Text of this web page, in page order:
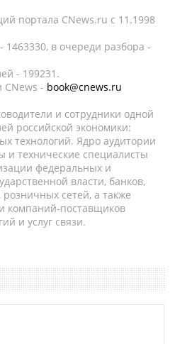
портала CNews.ru c 11.1998
в очереди разбора -
- 199231.
CNews - book@cnews.ru
и сотрудники одной
российской экономики:
технологий. Ядро аудитории
и технические специалисты
федеральных и
власти, банков,
сетей, а также
компаний-поставщиков
и услуг связи.